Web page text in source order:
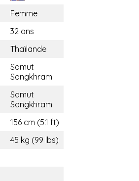
Femme
32 ans
Thaïlande
Samut
Songkhram
Samut
Songkhram
156 cm (5.1 ft)
45 kg (99 lbs)